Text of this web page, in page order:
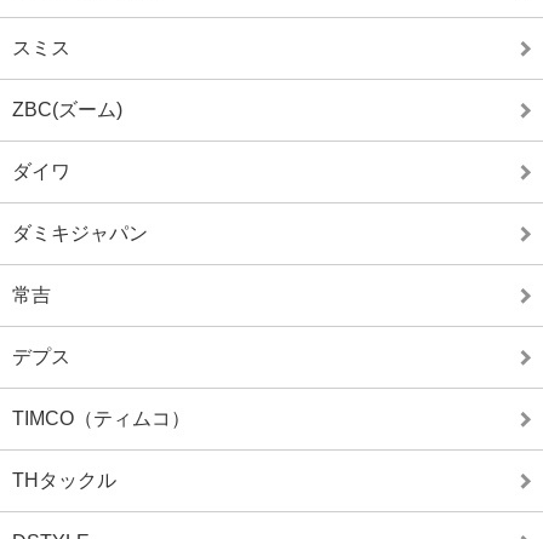
スミス
ZBC(ズーム)
ダイワ
ダミキジャパン
常吉
デプス
TIMCO（ティムコ）
THタックル